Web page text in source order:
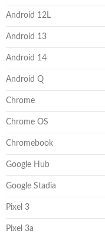
Android 12L
Android 13
Android 14
Android Q
Chrome
Chrome OS
Chromebook
Google Hub
Google Stadia
Pixel 3
Pixel 3a